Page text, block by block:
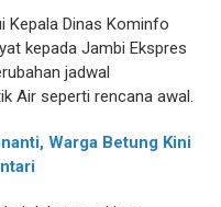
Kepala Dinas Kominfo
kepada Jambi Ekspres
jadwal
Air seperti rencana awal.
Warga Betung Kini